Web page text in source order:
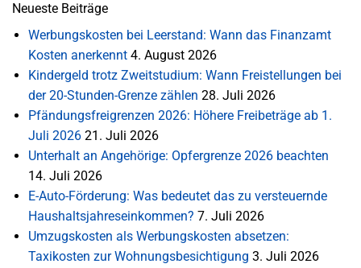
Neueste Beiträge
Werbungskosten bei Leerstand: Wann das Finanzamt
Kosten anerkennt 4. August 2026
Kindergeld trotz Zweitstudium: Wann Freistellungen bei
der 20-Stunden-Grenze zählen 28. Juli 2026
Pfändungsfreigrenzen 2026: Höhere Freibeträge ab 1.
Juli 2026 21. Juli 2026
Unterhalt an Angehörige: Opfergrenze 2026 beachten
14. Juli 2026
E-Auto-Förderung: Was bedeutet das zu versteuernde
Haushaltsjahreseinkommen? 7. Juli 2026
Umzugskosten als Werbungskosten absetzen:
Taxikosten zur Wohnungsbesichtigung 3. Juli 2026